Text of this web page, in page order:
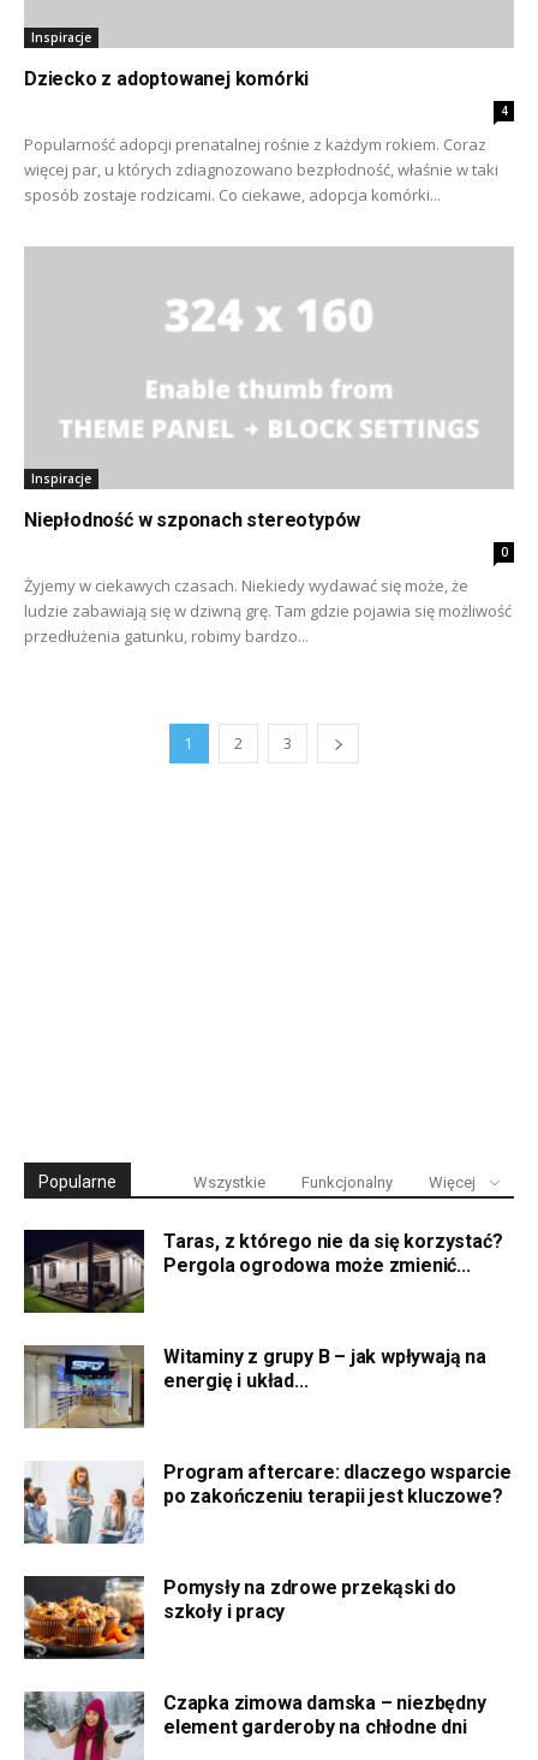
Inspiracje
Dziecko z adoptowanej komórki
4
Popularność adopcji prenatalnej rośnie z każdym rokiem. Coraz
więcej par, u których zdiagnozowano bezpłodność, właśnie w taki
sposób zostaje rodzicami. Co ciekawe, adopcja komórki...
Inspiracje
Niepłodność w szponach stereotypów
0
Żyjemy w ciekawych czasach. Niekiedy wydawać się może, że
ludzie zabawiają się w dziwną grę. Tam gdzie pojawia się możliwość
przedłużenia gatunku, robimy bardzo...
1 2 3
Popularne Wszystkie Funkcjonalny Więcej
Taras, z którego nie da się korzystać?
Pergola ogrodowa może zmienić...
Witaminy z grupy B – jak wpływają na
energię i układ...
Program aftercare: dlaczego wsparcie
po zakończeniu terapii jest kluczowe?
Pomysły na zdrowe przekąski do
szkoły i pracy
Czapka zimowa damska – niezbędny
element garderoby na chłodne dni